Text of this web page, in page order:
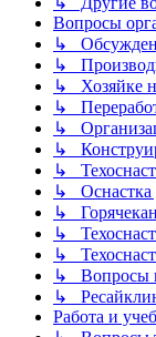
Вопросы
↳
↳
↳ Хозяйке
↳
↳
↳
↳
↳ Оснастка
↳
↳
↳
↳ Вопросы
↳
Работа и